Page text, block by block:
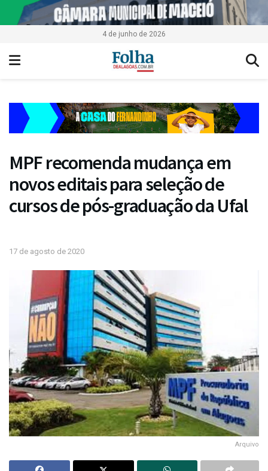
4 de junho de 2026
MPF recomenda mudança em
novos editais para seleção de
cursos de pós-graduação da Ufal
17 de agosto de 2020
Arquivo